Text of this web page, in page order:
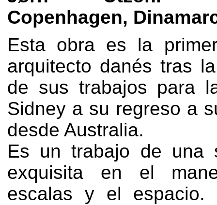
Copenhagen,
Esta obra es la
arquitecto danés tras
de sus trabajos para
Sidney a su regreso a
desde Australia.
Es un trabajo de una
exquisita en el
escalas y el